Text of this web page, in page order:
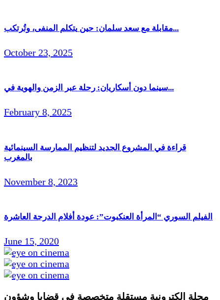
مقابلة مع سعد سلمان: حين يتكلم المنفى، وتُرتكب...
October 23, 2025
سينما دون أسكاريان: رحلة عبر الزمن والهوية في...
February 8, 2025
قراءة في المشروع الجديد لتنظيم الممارسة السينمائية
بالمغرب
November 8, 2023
الفيلم السوري “المرأة العنكبوت”: عودة أفلام الدرجة العاشرة
June 15, 2020
مجلة الكترونية مستقلة متخصصة في قضايا وشؤون